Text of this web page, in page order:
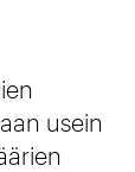
usein